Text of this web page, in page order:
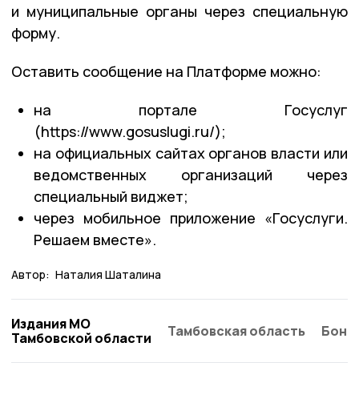
и муниципальные органы через специальную
форму.
Оставить сообщение на Платформе можно:
на портале Госуслуг
(https://www.gosuslugi.ru/);
на официальных сайтах органов власти или
ведомственных организаций через
специальный виджет;
через мобильное приложение «Госуслуги.
Решаем вместе».
Автор: Наталия Шаталина
Издания МО
Тамбовской области
Тамбовская область